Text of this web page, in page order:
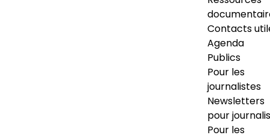
Contacts
Agenda
Publics
Pour les
journalistes
Newsletters
pour
Pour les